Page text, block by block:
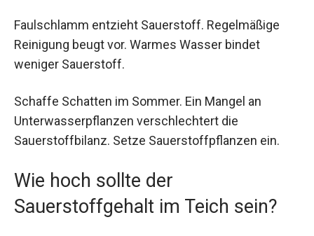
Faulschlamm entzieht Sauerstoff. Regelmäßige
Reinigung beugt vor. Warmes Wasser bindet
weniger Sauerstoff.
Schaffe Schatten im Sommer. Ein Mangel an
Unterwasserpflanzen verschlechtert die
Sauerstoffbilanz. Setze Sauerstoffpflanzen ein.
Wie hoch sollte der
Sauerstoffgehalt im Teich sein?